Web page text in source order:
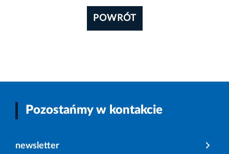
POWRÓT
Pozostańmy w kontakcie
newsletter